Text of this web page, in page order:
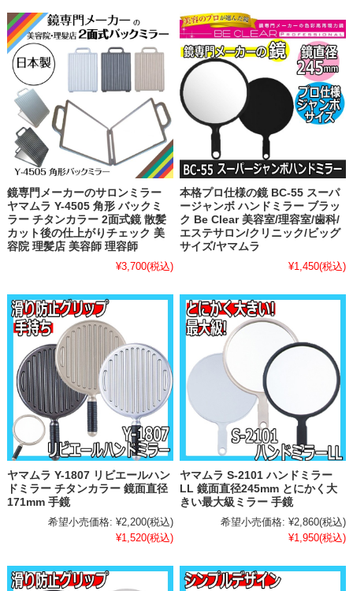
鏡専門メーカーのサロンミラー
ヤマムラ Y-4505 角形 バックミ
ラー チタンカラー 2面式鏡 散髪
カット後の仕上がりチェック 美
容院 理髪店 美容師 理容師
¥3,700(税込)
本格プロ仕様の鏡 BC-55 スーパ
ージャンボ ハンドミラー ブラッ
ク Be Clear 美容室/理容室/歯科/
エステサロン/クリニック/ビッグ
サイズ/ヤマムラ
¥1,450(税込)
ヤマムラ Y-1807 リビエールハン
ドミラー チタンカラー 鏡面直径
171mm 手鏡
希望小売価格: ¥2,200(税込)
¥1,520(税込)
ヤマムラ S-2101 ハンドミラー
LL 鏡面直径245mm とにかく大
きい最大級ミラー 手鏡
希望小売価格: ¥2,860(税込)
¥1,950(税込)